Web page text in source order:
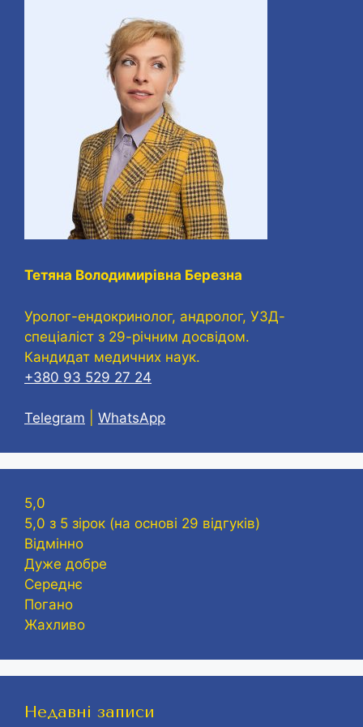
Тетяна Володимирівна Березна
Уролог-ендокринолог, андролог, УЗД-
спеціаліст з 29-річним досвідом.
Кандидат медичних наук.
+380 93 529 27 24
Telegram WhatsApp
5,0
5,0 з 5 зірок (на основі 29 відгуків)
Відмінно
Дуже добре
Середнє
Погано
Жахливо
Недавні записи